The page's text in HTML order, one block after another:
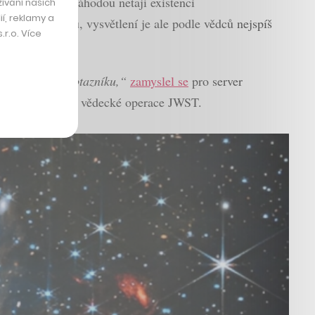
otazníku, vysvětlení je ale podle vědců nejspíš
tvar otazníku,“ zamyslel se pro server
který řídí vědecké operace JWST.
reklamy a
Více